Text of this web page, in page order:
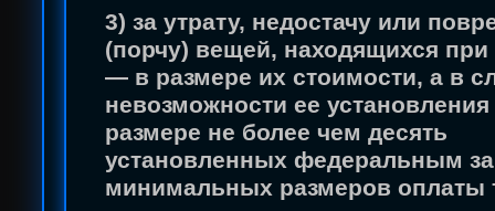
3) за утрату, недостачу или
(порчу) вещей, находящихся
— в размере их стоимости, а в
невозможности ее
размере не более чем десять
установленных федеральным
минимальных размеров оплаты